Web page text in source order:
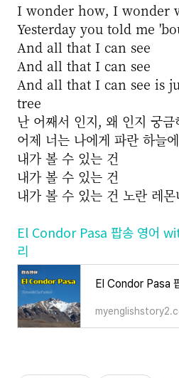
I wonder how, I wonder
Yesterday you told me
And all that I can see
And all that I can see
And all that I can see is
tree
난 어째서 인지, 왜 인지 궁금
어제 너는 나에게 파란 하늘
내가 볼 수 있는 건
내가 볼 수 있는 건
내가 볼 수 있는 건 노란 레몬
El Condor Pasa 팝송 영어
리